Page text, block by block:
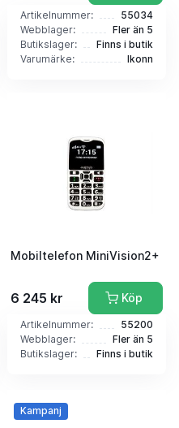
Artikelnummer:
55034
Webblager:
Fler än 5
Butikslager:
Finns i butik
Varumärke:
Ikonn
Mobiltelefon MiniVision2+
6 245 kr Köp
Artikelnummer:
55200
Webblager:
Fler än 5
Butikslager:
Finns i butik
Kampanj